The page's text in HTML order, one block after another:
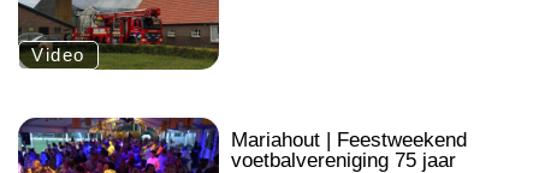
Video
.
Mariahout | Feestweekend
voetbalvereniging 75 jaar